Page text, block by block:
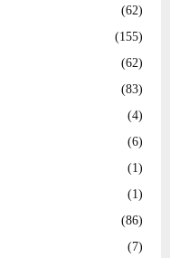
(62)
(155)
(62)
(83)
(4)
(6)
(1)
(1)
(86)
(7)